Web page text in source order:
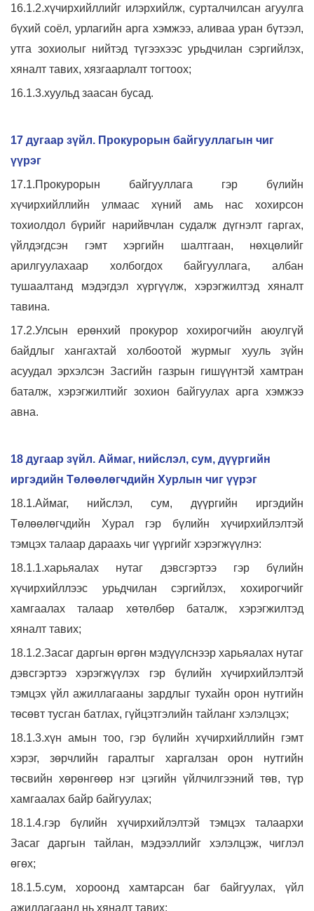
16.1.2.хүчирхийллийг илэрхийлж, сурталчилсан агуулга
бүхий соёл, урлагийн арга хэмжээ, аливаа уран бүтээл,
утга зохиолыг нийтэд түгээхээс урьдчилан сэргийлэх,
хяналт тавих, хязгаарлалт тогтоох;
16.1.3.хуульд заасан бусад.
17 дугаар зүйл. Прокурорын байгууллагын чиг
үүрэг
17.1.Прокурорын байгууллага гэр бүлийн
хүчирхийллийн улмаас хүний амь нас хохирсон
тохиолдол бүрийг нарийвчлан судалж дүгнэлт гаргах,
үйлдэгдсэн гэмт хэргийн шалтгаан, нөхцөлийг
арилгуулахаар холбогдох байгууллага, албан
тушаалтанд мэдэгдэл хүргүүлж, хэрэгжилтэд хяналт
тавина.
17.2.Улсын ерөнхий прокурор хохирогчийн аюулгүй
байдлыг хангахтай холбоотой журмыг хууль зүйн
асуудал эрхэлсэн Засгийн газрын гишүүнтэй хамтран
баталж, хэрэгжилтийг зохион байгуулах арга хэмжээ
авна.
18 дугаар зүйл. Аймаг, нийслэл, сум, дүүргийн
иргэдийн Төлөөлөгчдийн Хурлын чиг үүрэг
18.1.Аймаг, нийслэл, сум, дүүргийн иргэдийн
Төлөөлөгчдийн Хурал гэр бүлийн хүчирхийлэлтэй
тэмцэх талаар дараахь чиг үүргийг хэрэгжүүлнэ:
18.1.1.харьяалах нутаг дэвсгэртээ гэр бүлийн
хүчирхийллээс урьдчилан сэргийлэх, хохирогчийг
хамгаалах талаар хөтөлбөр баталж, хэрэгжилтэд
хяналт тавих;
18.1.2.Засаг даргын өргөн мэдүүлснээр харьяалах нутаг
дэвсгэртээ хэрэгжүүлэх гэр бүлийн хүчирхийлэлтэй
тэмцэх үйл ажиллагааны зардлыг тухайн орон нутгийн
төсөвт тусган батлах, гүйцэтгэлийн тайланг хэлэлцэх;
18.1.3.хүн амын тоо, гэр бүлийн хүчирхийллийн гэмт
хэрэг, зөрчлийн гаралтыг харгалзан орон нутгийн
төсвийн хөрөнгөөр нэг цэгийн үйлчилгээний төв, түр
хамгаалах байр байгуулах;
18.1.4.гэр бүлийн хүчирхийлэлтэй тэмцэх талаархи
Засаг даргын тайлан, мэдээллийг хэлэлцэж, чиглэл
өгөх;
18.1.5.сум, хороонд хамтарсан баг байгуулах, үйл
ажиллагаанд нь хяналт тавих;